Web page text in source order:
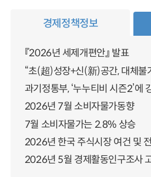
경제정책정보
『2026년 세제개편안』 발표
“초(超)성장+신(新)공간, 대체불
과기정통부, ‘누누티비 시즌2’에
2026년 7월 소비자물가동향
7월 소비자물가는 2.8% 상승
2026년 한국 주식시장 여건 및
2026년 5월 경제활동인구조사